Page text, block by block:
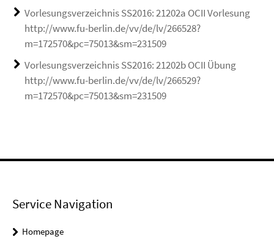
Vorlesungsverzeichnis SS2016: 21202a OCII Vorlesung
http://www.fu-berlin.de/vv/de/lv/266528?
m=172570&pc=75013&sm=231509
Vorlesungsverzeichnis SS2016: 21202b OCII Übung
http://www.fu-berlin.de/vv/de/lv/266529?
m=172570&pc=75013&sm=231509
Service Navigation
Homepage